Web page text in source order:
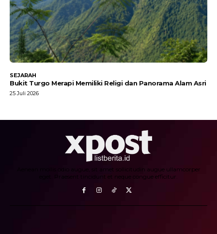
SEJARAH
Bukit Turgo Merapi Memiliki Religi dan Panorama Alam Asri
25 Juli 2026
Aenean mollis odio augue, sit amet sollicitudin augue ullamcorper
eget. Praesent tincidunt et neque congue efficitur.